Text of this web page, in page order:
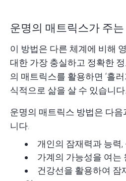
운명의 매트릭스가 주는
이 방법은 다른 체계에 비해
대한 가장 충실하고 정확한
의 매트릭스를 활용하면 ‘흘
식적으로 삶을 살 수 있습니다.
운명의 매트릭스 방법은 다
니다.
개인의 잠재력과 능력,
가계의 가능성을 여는
건강선을 활용하여 잠